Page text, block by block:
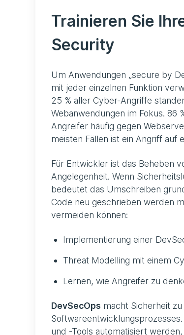
Trainieren Sie
Security
Um Anwendungen „secure by
mit jeder einzelnen Funktion
25 % aller Cyber-Angriffe
Webanwendungen im Fokus. 86
Angreifer häufig gegen
meisten Fällen ist ein Angriff auf
Für Entwickler ist das Beheben
Angelegenheit. Wenn
bedeutet das Umschreiben
Code neu geschrieben werden
vermeiden können:
Implementierung einer
Threat Modelling mit einem
Lernen, wie Angreifer zu
DevSecOps macht Sicherheit
und -Tools automatisiert